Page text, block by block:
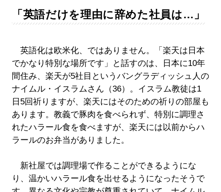
「英語だけを理由に辞めた社員は…」
英語化は欧米化、ではありません。「楽天は日本
でかなり特別な場所です」と話すのは、日本に10年
間住み、楽天が5社目というバングラディッシュ人の
ナイムル・イスラムさん（36）。イスラム教徒は1
日5回祈りますが、楽天にはそのための祈りの部屋も
あります。教義で豚肉を食べられず、特別に調理さ
れたハラール食を食べますが、楽天には以前からハ
ラールのお弁当がありました。
新社屋では調理場で作ることができるようにな
り、温かいハラール食を出せるようになったそうで